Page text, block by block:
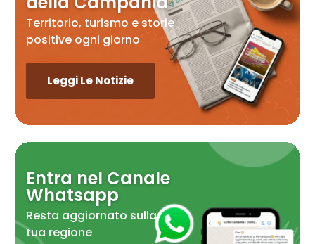
Territorio, turismo e storie
positive ogni giorno
Leggi Le Notizie
Entra nel Canale
Whatsapp
Resta aggiornato sulla
tua regione